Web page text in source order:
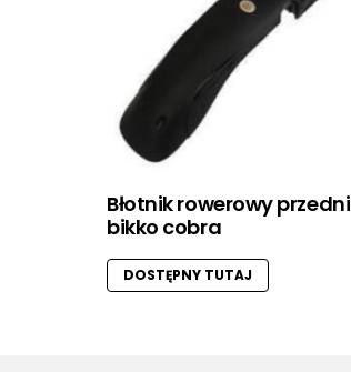
Błotnik rowerowy przedni
bikko cobra
DOSTĘPNY TUTAJ